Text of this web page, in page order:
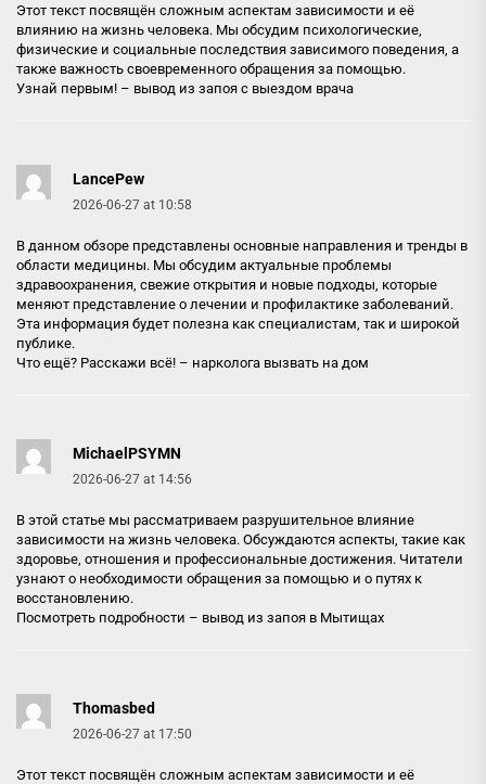
Этот текст посвящён сложным аспектам зависимости и её
влиянию на жизнь человека. Мы обсудим психологические,
физические и социальные последствия зависимого поведения, а
также важность своевременного обращения за помощью.
Узнай первым! – вывод из запоя с выездом врача
LancePew
2026-06-27 at 10:58
В данном обзоре представлены основные направления и тренды в
области медицины. Мы обсудим актуальные проблемы
здравоохранения, свежие открытия и новые подходы, которые
меняют представление о лечении и профилактике заболеваний.
Эта информация будет полезна как специалистам, так и широкой
публике.
Что ещё? Расскажи всё! – нарколога вызвать на дом
MichaelPSYMN
2026-06-27 at 14:56
В этой статье мы рассматриваем разрушительное влияние
зависимости на жизнь человека. Обсуждаются аспекты, такие как
здоровье, отношения и профессиональные достижения. Читатели
узнают о необходимости обращения за помощью и о путях к
восстановлению.
Посмотреть подробности – вывод из запоя в Мытищах
Thomasbed
2026-06-27 at 17:50
Этот текст посвящён сложным аспектам зависимости и её